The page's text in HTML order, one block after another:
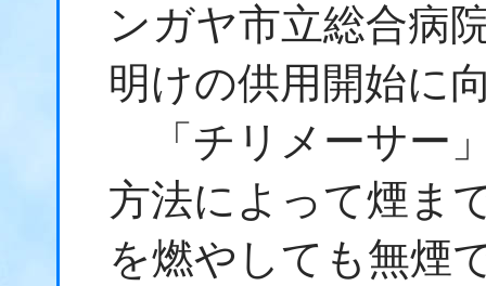
ンガヤ市立総合病
明けの供用開始に
「チリメーサー
方法によって煙ま
を燃やしても無煙